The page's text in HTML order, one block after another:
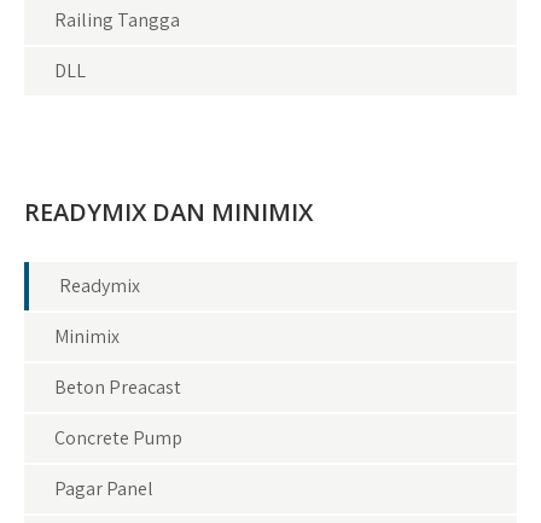
Railing Tangga
DLL
READYMIX DAN MINIMIX
Readymix
Minimix
Beton Preacast
Concrete Pump
Pagar Panel